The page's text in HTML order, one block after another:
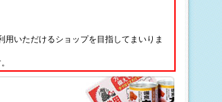
いただけるショップを目指してまいりま